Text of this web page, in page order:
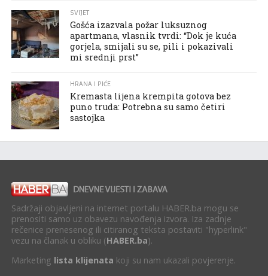
SVIJET
Gošća izazvala požar luksuznog
apartmana, vlasnik tvrdi: “Dok je kuća
gorjela, smijali su se, pili i pokazivali
mi srednji prst”
HRANA I PIĆE
Kremasta lijena krempita gotova bez
puno truda: Potrebna su samo četiri
sastojka
Sadržaji objavljeni na internet portalu HABER.ba mogu se
prenositi samo uz obavezu navođenja izvora. Iza zadnje
rečenice prenesenog ili citiranog teksta postaviti "hyperlink"
vezu na članak u obliku (HABER.ba).
Marketing lista klijenata koji su nam ukazali povjerenje.